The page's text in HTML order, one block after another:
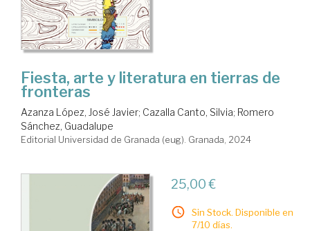
Fiesta, arte y literatura en tierras de
fronteras
Azanza López, José Javier; Cazalla Canto, Silvia; Romero
Sánchez, Guadalupe
Editorial Universidad de Granada (eug). Granada, 2024
25,00 €
Sin Stock. Disponible en
7/10 días.